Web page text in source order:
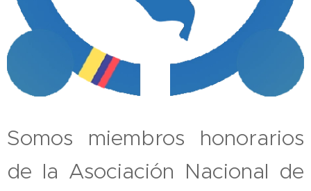
Somos miembros honorarios
de la Asociación Nacional de